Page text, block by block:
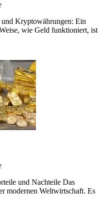
Kryptowährungen: Ein
wie Geld funktioniert, ist
und Nachteile Das
modernen Weltwirtschaft. Es